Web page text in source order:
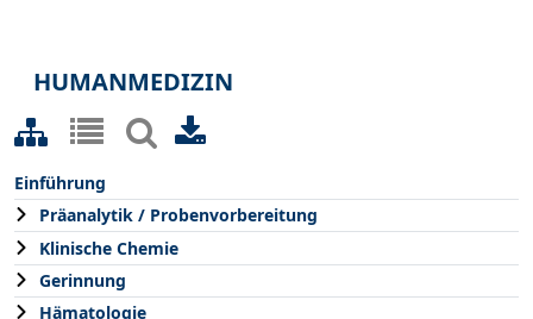
HUMANMEDIZIN
Einführung
Präanalytik / Probenvorbereitung
Klinische Chemie
Gerinnung
Hämatologie